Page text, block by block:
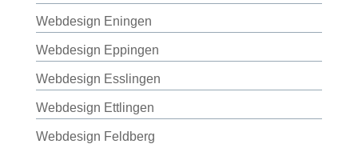
Webdesign Eningen
Webdesign Eppingen
Webdesign Esslingen
Webdesign Ettlingen
Webdesign Feldberg